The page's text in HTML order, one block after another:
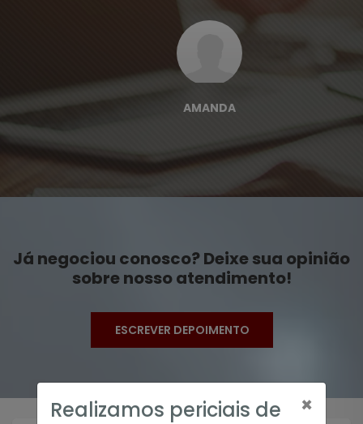
Realizamos periciais de
×
AMANDA
Já negociou conosco? Deixe sua opinião
sobre nosso atendimento!
ESCREVER DEPOIMENTO